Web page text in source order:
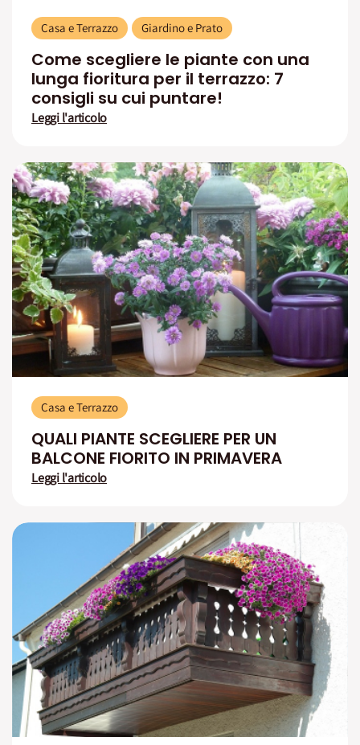
Casa e Terrazzo Giardino e Prato
Come scegliere le piante con una
lunga fioritura per il terrazzo: 7
consigli su cui puntare!
Leggi l'articolo
Casa e Terrazzo
QUALI PIANTE SCEGLIERE PER UN
BALCONE FIORITO IN PRIMAVERA
Leggi l'articolo